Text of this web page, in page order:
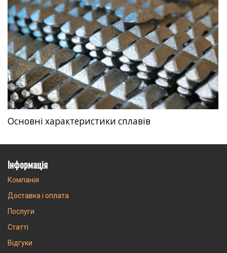
Основні характеристики сплавів
Інформація
Компанія
Доставка і оплата
Послуги
Статті
Відгуки